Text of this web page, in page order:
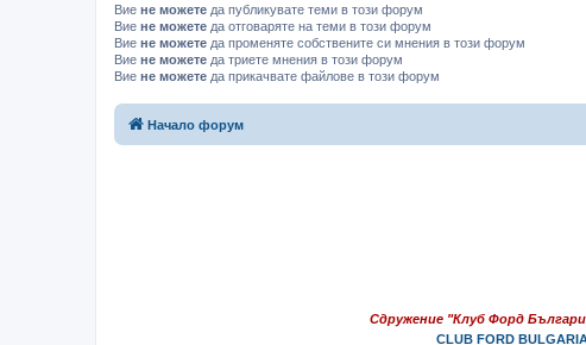
Вие не можете да публикувате теми в този форум
Вие не можете да отговаряте на теми в този форум
Вие не можете да променяте собствените си мнения в този форум
Вие не можете да триете мнения в този форум
Вие не можете да прикачвате файлове в този форум
Начало форум
Сдружение "Клуб Форд
CLUB FORD